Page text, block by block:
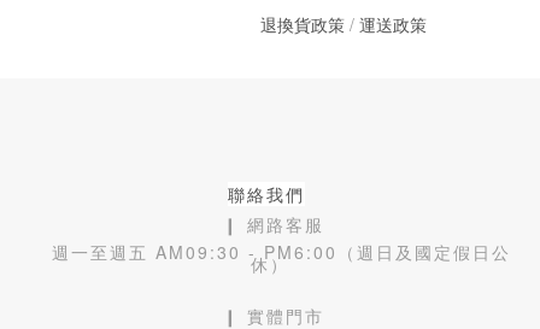
退換貨政策/ 運送政策
聯絡我們
❙ 網路客服
週一至週五 AM09:30 - PM6:00（週日及國定假日公
休）
❙ 實體門市